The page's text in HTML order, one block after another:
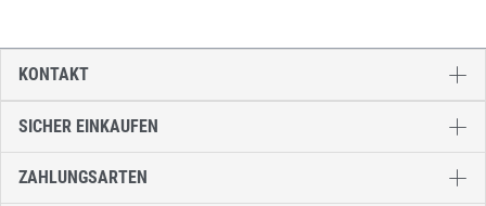
SICHER EINKAUFEN
ZAHLUNGSARTEN
KONTAKT